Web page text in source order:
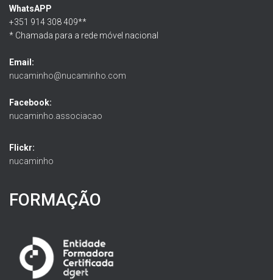
WhatsAPP
+351 914 308 409**
* Chamada para a rede móvel nacional
Email:
nucaminho@nucaminho.com
Facebook:
nucaminho.associacao
Flickr:
nucaminho
FORMAÇÃO